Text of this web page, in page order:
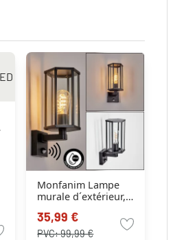
Monfanim Lampe
murale d´extérieur,
Noir, 1 lumière,
Détecteur de
35,99 €
PVC:99,99 €